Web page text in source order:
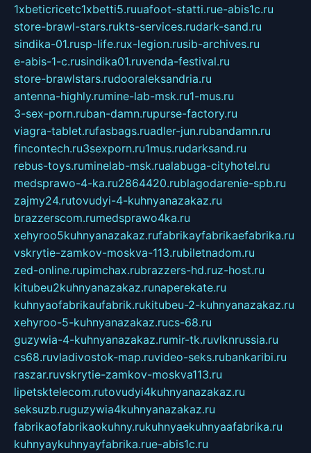
1xbeticricetc1xbetti5.ruuafoot-statti.rue-abis1c.ru
store-brawl-stars.rukts-services.rudark-sand.ru
sindika-01.rusp-life.rux-legion.rusib-archives.ru
e-abis-1-c.rusindika01.ruvenda-festival.ru
store-brawlstars.rudooraleksandria.ru
antenna-highly.rumine-lab-msk.ru1-mus.ru
3-sex-porn.ruban-damn.rupurse-factory.ru
viagra-tablet.rufasbags.ruadler-jun.rubandamn.ru
fincontech.ru3sexporn.ru1mus.rudarksand.ru
rebus-toys.ruminelab-msk.rualabuga-cityhotel.ru
medsprawo-4-ka.ru2864420.rublagodarenie-spb.ru
zajmy24.rutovudyi-4-kuhnyanazakaz.ru
brazzerscom.rumedsprawo4ka.ru
xehyroo5kuhnyanazakaz.rufabrikayfabrikaefabrika.ru
vskrytie-zamkov-moskva-113.rubiletnadom.ru
zed-online.rupimchax.rubrazzers-hd.ruz-host.ru
kitubeu2kuhnyanazakaz.runaperekate.ru
kuhnyaofabrikaufabrik.rukitubeu-2-kuhnyanazakaz.ru
xehyroo-5-kuhnyanazakaz.rucs-68.ru
guzywia-4-kuhnyanazakaz.rumir-tk.ruvlknrussia.ru
cs68.ruvladivostok-map.ruvideo-seks.rubankaribi.ru
raszar.ruvskrytie-zamkov-moskva113.ru
lipetsktelecom.rutovudyi4kuhnyanazakaz.ru
seksuzb.ruguzywia4kuhnyanazakaz.ru
fabrikaofabrikaokuhny.rukuhnyaekuhnyaafabrika.ru
kuhnyaykuhnyayfabrika.rue-abis1c.ru